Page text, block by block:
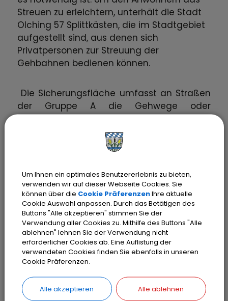
Streuen zu erleichtern, unterhält die Stadt
Olching 57 Splittkästen, die im Stadtgebiet
aufgestellt sind, aus denen sich
Privatpersonen zur Streuung der
Gehbahnen bedienen können.
Die Sicherungsfläche umfasst an Straßen
der Gruppe A die Gehwege oder
gemeinsamen Geh- und Radwege und an
allen anderen Straßen (Gruppe B und C) 1,5
Straßen der Gruppe A:
Dachauer Straße
Ludwigstraße
Daxerstraße
Max-Reger-Straße
Feursstraße
Münchner Straße (St. 2345)
Um Ihnen ein optimales Benutzererlebnis zu bieten,
verwenden wir auf dieser Webseite Cookies. Sie
können über die Cookie PräferenzenIhre aktuelle
Cookie Auswahl anpassen. Durch das Betätigen des
Buttons "Alle akzeptieren" stimmen Sie der
Verwendung aller Cookies zu. Mithilfe des Buttons "Alle
ablehnen" lehnen Sie der Verwendung nicht
erforderlicher Cookies ab. Eine Auflistung der
verwendeten Cookies finden Sie ebenfalls in unseren
Cookie Präferenzen.
Alle akzeptieren Alle ablehnen